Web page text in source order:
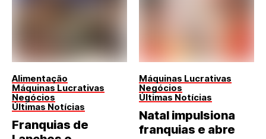
Alimentação
Máquinas Lucrativas
Negócios
Últimas Notícias
Franquias de
Máquinas Lucrativas
Negócios
Últimas Notícias
Natal impulsiona
franquias e abre